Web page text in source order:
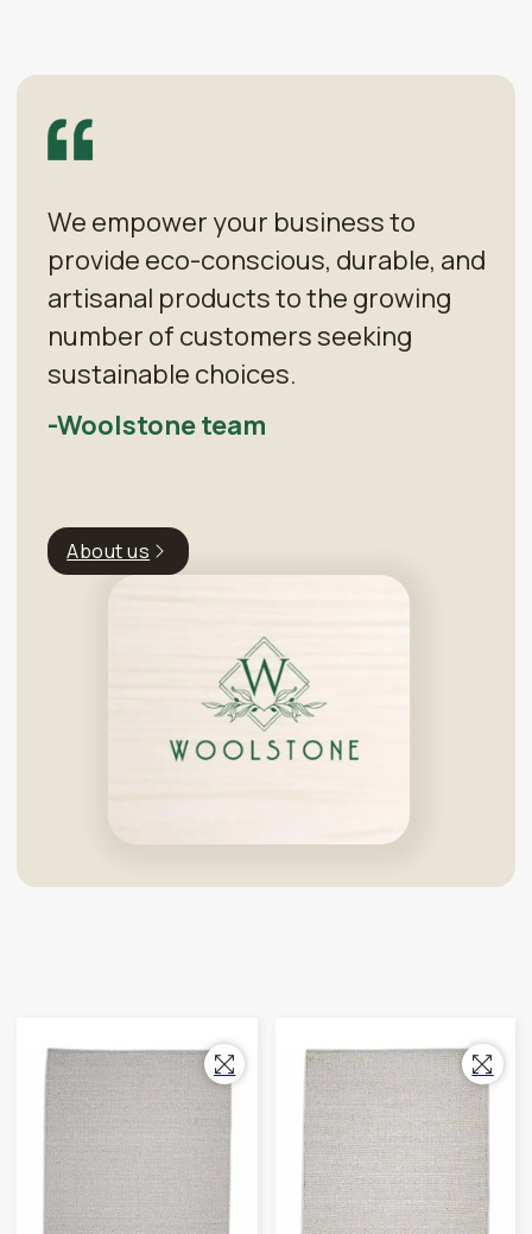
We empower your business to
provide eco-conscious, durable, and
artisanal products to the growing
number of customers seeking
sustainable choices.
-Woolstone team
About us